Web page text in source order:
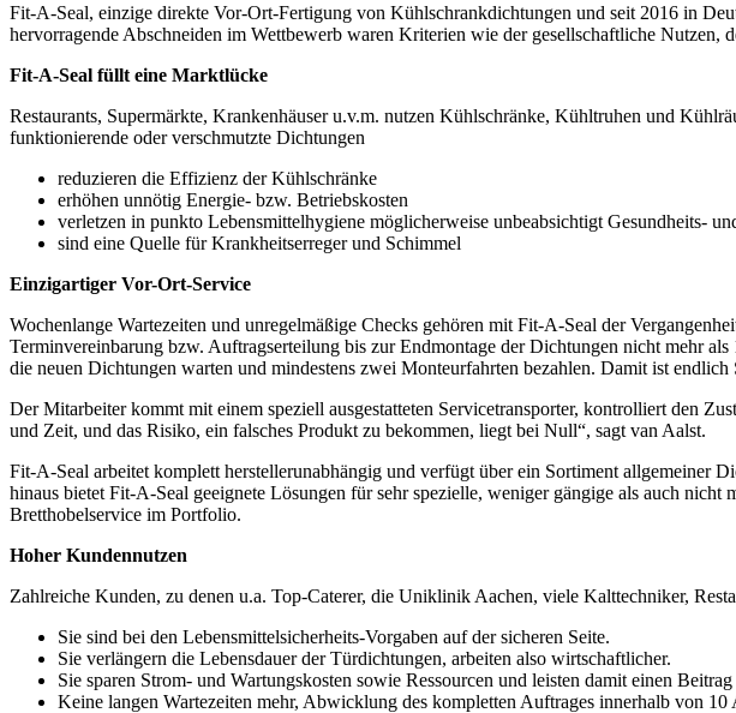
Fit-A-Seal, einzige direkte Vor-Ort-Fertigung von Kühlschrankdichtungen und seit 2016 in
hervorragende Abschneiden im Wettbewerb waren Kriterien wie der gesellschaftliche
Fit-A-Seal füllt eine Marktlücke
Restaurants, Supermärkte, Krankenhäuser u.v.m. nutzen Kühlschränke, Kühltruhen und
funktionierende oder verschmutzte Dichtungen
reduzieren die Effizienz der Kühlschränke
erhöhen unnötig Energie- bzw. Betriebskosten
verletzen in punkto Lebensmittelhygiene möglicherweise unbeabsichtigt Gesundheits-
sind eine Quelle für Krankheitserreger und Schimmel
Einzigartiger Vor-Ort-Service
Wochenlange Wartezeiten und unregelmäßige Checks gehören mit Fit-A-Seal der
Terminvereinbarung bzw. Auftragserteilung bis zur Endmontage der Dichtungen nicht mehr
die neuen Dichtungen warten und mindestens zwei Monteurfahrten bezahlen. Damit ist
Der Mitarbeiter kommt mit einem speziell ausgestatteten Servicetransporter, kontrolliert den
und Zeit, und das Risiko, ein falsches Produkt zu bekommen, liegt bei Null“, sagt van Aalst.
Fit-A-Seal arbeitet komplett herstellerunabhängig und verfügt über ein Sortiment allgemeiner
hinaus bietet Fit-A-Seal geeignete Lösungen für sehr spezielle, weniger gängige als auch
Bretthobelservice im Portfolio.
Hoher Kundennutzen
Zahlreiche Kunden, zu denen u.a. Top-Caterer, die Uniklinik Aachen, viele Kalttechniker,
Sie sind bei den Lebensmittelsicherheits-Vorgaben auf der sicheren Seite.
Sie verlängern die Lebensdauer der Türdichtungen, arbeiten also wirtschaftlicher.
Sie sparen Strom- und Wartungskosten sowie Ressourcen und leisten damit einen
Keine langen Wartezeiten mehr, Abwicklung des kompletten Auftrages innerhalb von 10